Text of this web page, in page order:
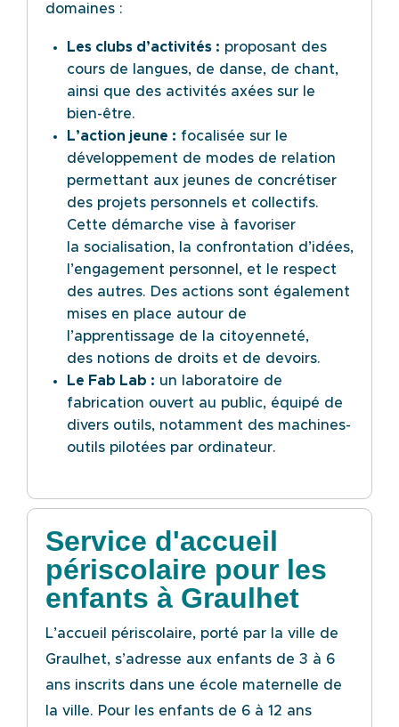
domaines :
Les clubs d’activités : proposant des
cours de langues, de danse, de chant,
ainsi que des activités axées sur le
bien-être.
L’action jeune : focalisée sur le
développement de modes de relation
permettant aux jeunes de concrétiser
des projets personnels et collectifs.
Cette démarche vise à favoriser
la socialisation, la confrontation d’idées,
l’engagement personnel, et le respect
des autres. Des actions sont également
mises en place autour de
l’apprentissage de la citoyenneté,
des notions de droits et de devoirs.
Le Fab Lab : un laboratoire de
fabrication ouvert au public, équipé de
divers outils, notamment des machines-
outils pilotées par ordinateur.
Service d'accueil
périscolaire pour les
enfants à Graulhet
L’accueil périscolaire, porté par la ville de
Graulhet, s’adresse aux enfants de 3 à 6
ans inscrits dans une école maternelle de
la ville. Pour les enfants de 6 à 12 ans